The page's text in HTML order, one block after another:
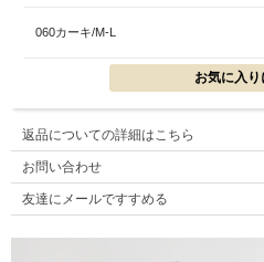
060カーキ/M-L
返品についての詳細はこちら
お問い合わせ
友達にメールですすめる